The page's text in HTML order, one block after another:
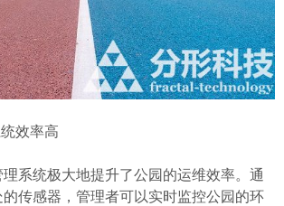
效率高
统极大地提升了公园的运维效率。通
传感器，管理者可以实时监控公园的环